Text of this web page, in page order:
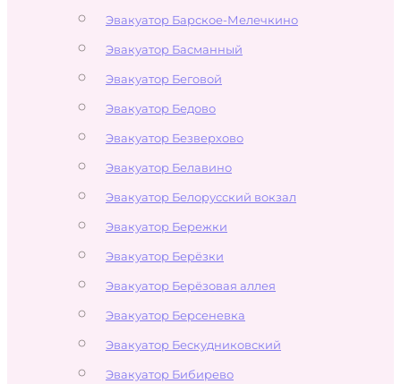
Эвакуатор Барское-Мелечкино
Эвакуатор Басманный
Эвакуатор Беговой
Эвакуатор Бедово
Эвакуатор Безверхово
Эвакуатор Белавино
Эвакуатор Белорусский вокзал
Эвакуатор Бережки
Эвакуатор Берёзки
Эвакуатор Берёзовая аллея
Эвакуатор Берсеневка
Эвакуатор Бескудниковский
Эвакуатор Бибирево